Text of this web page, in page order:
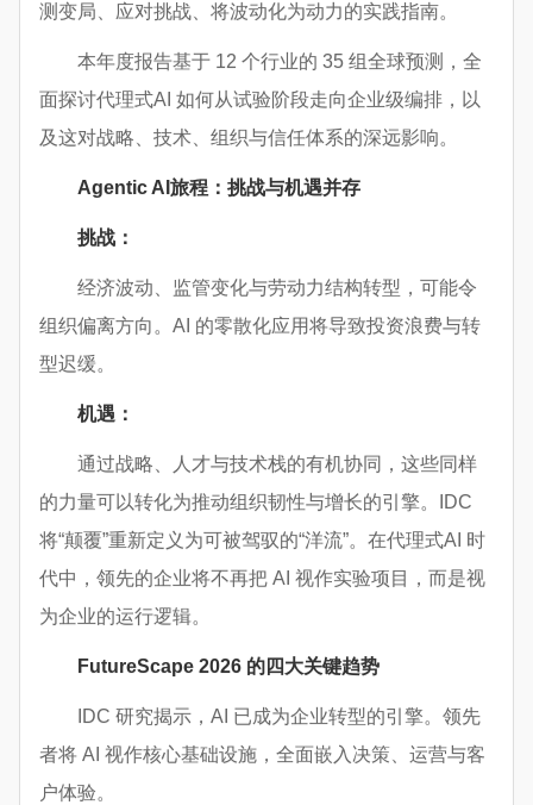
测变局、应对挑战、将波动化为动力的实践指南。
本年度报告基于 12 个行业的 35 组全球预测，全
面探讨代理式AI 如何从试验阶段走向企业级编排，以
及这对战略、技术、组织与信任体系的深远影响。
Agentic AI旅程：挑战与机遇并存
挑战：
经济波动、监管变化与劳动力结构转型，可能令
组织偏离方向。AI 的零散化应用将导致投资浪费与转
型迟缓。
机遇：
通过战略、人才与技术栈的有机协同，这些同样
的力量可以转化为推动组织韧性与增长的引擎。IDC
将“颠覆”重新定义为可被驾驭的“洋流”。在代理式AI 时
代中，领先的企业将不再把 AI 视作实验项目，而是视
为企业的运行逻辑。
FutureScape 2026 的四大关键趋势
IDC 研究揭示，AI 已成为企业转型的引擎。领先
者将 AI 视作核心基础设施，全面嵌入决策、运营与客
户体验。